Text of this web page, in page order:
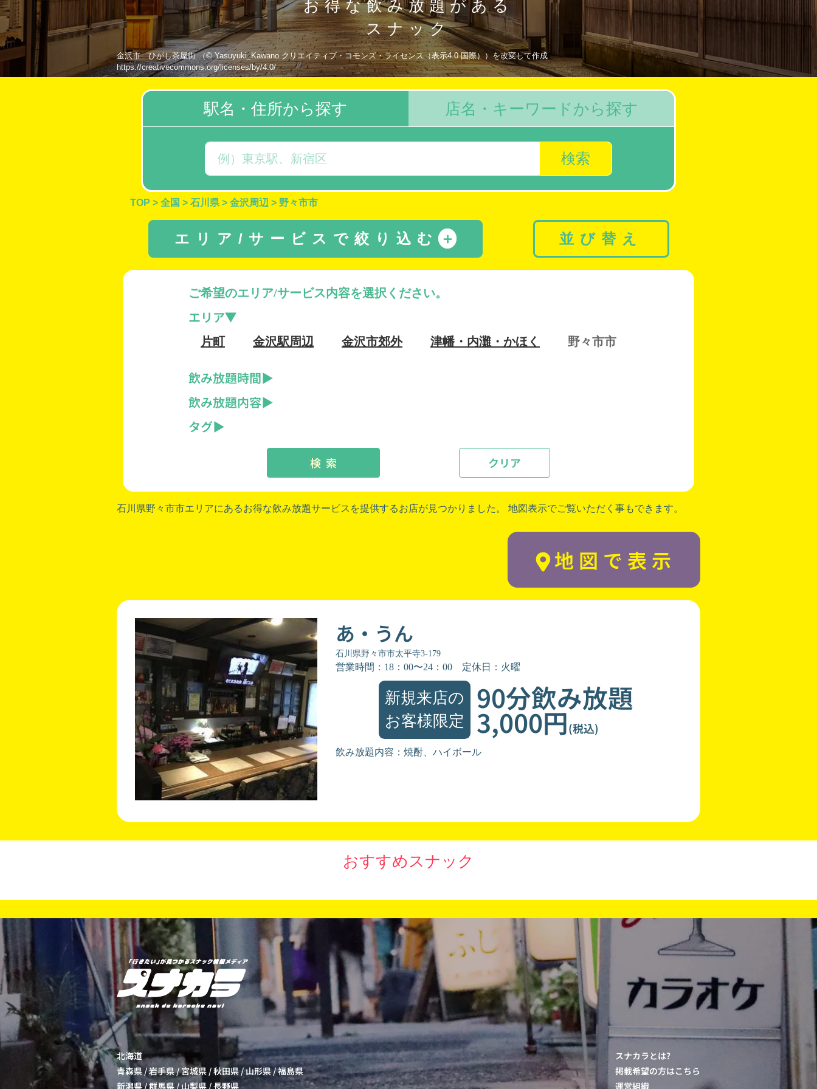
お得な飲み放題がある
スナック
金沢市 ひがし茶屋街 （© Yasuyuki_Kawano クリエイティブ・コモンズ・ライセンス（表示4.0 国際））を改変して作成
https://creativecommons.org/licenses/by/4.0/
駅名・住所から探す
検索
店名・キーワードから探す
TOP > 全国 > 石川県 > 金沢周辺 > 野々市市
エリア/サービスで絞り込む ＋
ご希望のエリア/サービス内容を選択ください。
エリア
片町 金沢駅周辺 金沢市郊外 津幡・内灘・かほく 野々市市
飲み放題時間
飲み放題内容
タグ
クリア
検 索
並び替え
石川県野々市市エリアにあるお得な飲み放題サービスを提供するお店が見つかりました。 地図表示でご覧いただく事もできます。
地図で表示
あ・うん
石川県野々市市太平寺3-179
営業時間：18：00〜24：00 定休日：火曜
新規来店の
お客様限定
90分飲み放題
3,000円(税込)
飲み放題内容：焼酎、ハイボール
おすすめスナック
北海道
青森県/岩手県/宮城県 /秋田県/山形県/福島県
新潟県/群馬県/山梨県 /長野県
スナカラとは?
掲載希望の方はこちら
運営組織